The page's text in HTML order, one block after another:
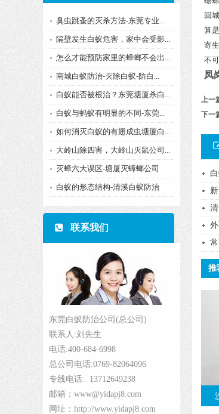
臭虫跳蚤的灭杀方法-东莞专业...
隔壁发生白蚁危害，家中会受影...
怎么才能预防家里的蟑螂不会出...
南城白蚁防治-灭除白蚁-防白...
白蚁能否被根治？东莞塘厦杀白...
白蚁与蚂蚁有明显的不同-东莞...
如何消灭白蚁的有翅成虫塘厦白...
大岭山除四害，大岭山灭鼠公司...
灭蟑六大误区-塘厦灭蟑螂公司
白蚁的形态结构-清溪白蚁防治
联系我们
东莞白蚁防治公司(总公司)
联系人:刘先生
电话:400-684-6998
总公司电话:0769-82064096
专线电话: 13712649238
邮箱：www@yidapj8.com
网址：http://www.yidapj8.com
回
算
寄
不
凤
上一
下一
推